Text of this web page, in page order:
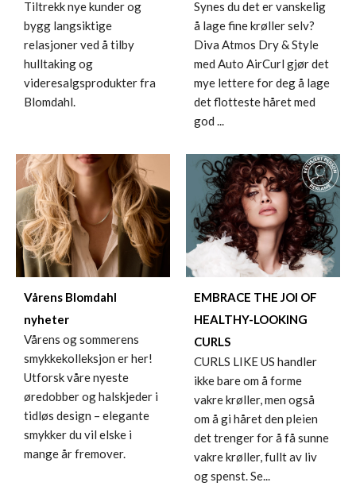
Tiltrekk nye kunder og
bygg langsiktige
relasjoner ved å tilby
hulltaking og
videresalgsprodukter fra
Blomdahl.
Synes du det er vanskelig
å lage fine krøller selv?
Diva Atmos Dry & Style
med Auto AirCurl gjør det
mye lettere for deg å lage
det flotteste håret med
god ...
Vårens Blomdahl
nyheter
Vårens og sommerens
smykkekolleksjon er her!
Utforsk våre nyeste
øredobber og halskjeder i
tidløs design – elegante
smykker du vil elske i
mange år fremover.
EMBRACE THE JOI OF
HEALTHY-LOOKING
CURLS
CURLS LIKE US handler
ikke bare om å forme
vakre krøller, men også
om å gi håret den pleien
det trenger for å få sunne
vakre krøller, fullt av liv
og spenst. Se...